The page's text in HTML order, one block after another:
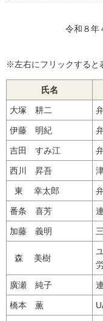
令和８年
※左右にフリックすると
氏名
大塚 耕二
伊藤 明紀
吉田 すみ江
西川 昇吾
東 幸太郎
番条 喜芳
加藤 義明
森 美樹
廣瀬 純子
橋本 薫